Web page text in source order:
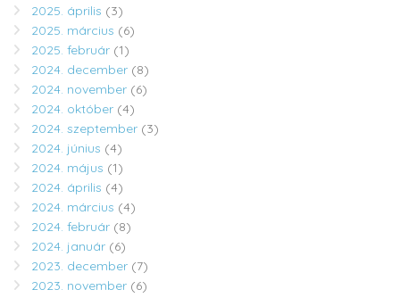
2025. április (3)
2025. március (6)
2025. február (1)
2024. december (8)
2024. november (6)
2024. október (4)
2024. szeptember (3)
2024. június (4)
2024. május (1)
2024. április (4)
2024. március (4)
2024. február (8)
2024. január (6)
2023. december (7)
2023. november (6)